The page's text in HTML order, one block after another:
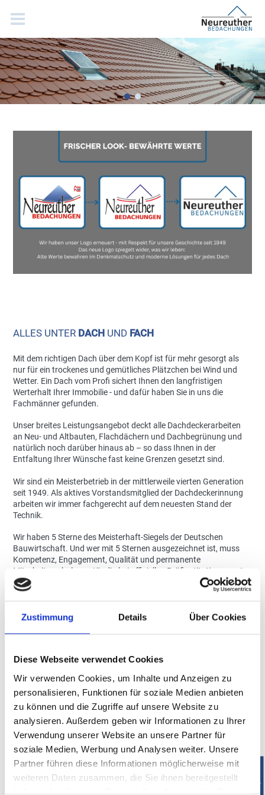
Zustimmung Details Über Cookies
Diese Webseite verwendet Cookies
Wir verwenden Cookies, um Inhalte und Anzeigen zu
personalisieren, Funktionen für soziale Medien anbieten
zu können und die Zugriffe auf unsere Website zu
analysieren. Außerdem geben wir Informationen zu Ihrer
Verwendung unserer Website an unsere Partner für
soziale Medien, Werbung und Analysen weiter. Unsere
Partner führen diese Informationen möglicherweise mit
weiteren Daten zusammen, die Sie ihnen bereitgestellt
ALLES UNTER DACH UND FACH
Mit dem richtigen Dach über dem Kopf ist für mehr gesorgt als
nur für ein trockenes und gemütliches Plätzchen bei Wind und
Wetter. Ein Dach vom Profi sichert Ihnen den langfristigen
Werterhalt Ihrer Immobilie - und dafür haben Sie in uns die
Fachmänner gefunden.
Unser breites Leistungsangebot deckt alle Dachdeckerarbeiten
an Neu- und Altbauten, Flachdächern und Dachbegrünung und
natürlich noch darüber hinaus ab – so dass Ihnen in der
Entfaltung Ihrer Wünsche fast keine Grenzen gesetzt sind.
Wir sind ein Meisterbetrieb in der mittlerweile vierten Generation
seit 1949. Als aktives Vorstandsmitglied der Dachdeckerinnung
arbeiten wir immer fachgerecht auf dem neuesten Stand der
Technik.
Wir haben 5 Sterne des Meisterhaft-Siegels der Deutschen
Bauwirtschaft. Und wer mit 5 Sternen ausgezeichnet ist, muss
Kompetenz, Engagement, Qualität und permanente
Mitarbeiterschulung ständig bei offiziellen Prüfinstitutionen unter
Beweis stellen. Hart für uns, bestens für Sie.
Somit denken wir heute schon an Morgen. Wir steigen Ihnen aufs
Dach. Und kommen erst wieder runter, wenn alles in bester
WUSSTENSIE DAS SCHON?
WARUM DACHBESCHICHTUNGEN BESONDERS
KRITISCH SIND